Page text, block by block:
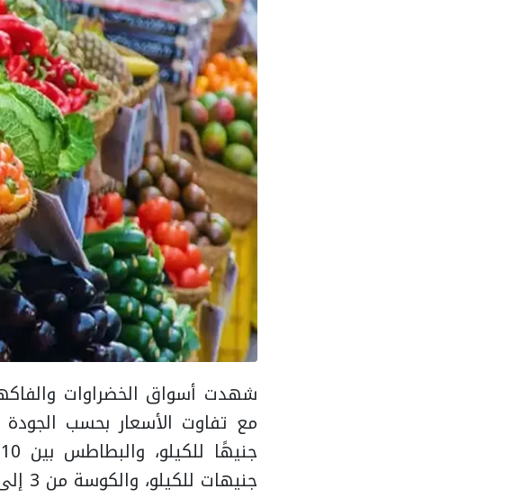
شهدت أسواق الخضراوات
جنيهات للكيلو، والكوسة من 3 إلى 7 جنيهات، والجزر من 9 إلى 13 جنيهًا.